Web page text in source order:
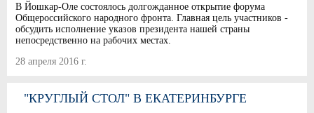
В Йошкар-Оле состоялось долгожданное открытие форума
Общероссийского народного фронта. Главная цель участников -
обсудить исполнение указов президента нашей страны
непосредственно на рабочих местах.
28 апреля 2016 г.
"КРУГЛЫЙ СТОЛ" В ЕКАТЕРИНБУРГЕ